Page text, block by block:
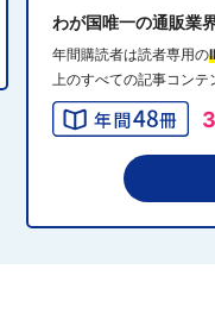
り込み
7 2024年10月31
QVCジャパンが
8
わが国唯一の通販業
年間購読者は読者専用の
上のすべての記事コンテ